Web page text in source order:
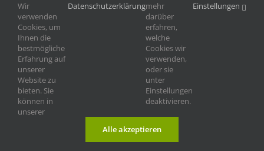
Wir
verwenden
Cookies, um
Ihnen die
bestmögliche
Erfahrung auf
unserer
Website zu
bieten. Sie
können in
unserer
Datenschutzerklärungmehr
darüber
erfahren,
welche
Cookies wir
verwenden,
oder sie
unter
Einstellungen
deaktivieren.
Einstellungen
Alle akzeptieren